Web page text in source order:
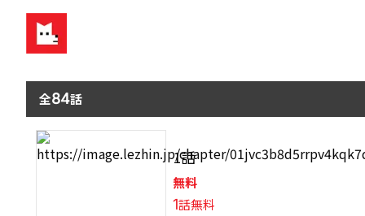
全84話
1話
無料
1話無料